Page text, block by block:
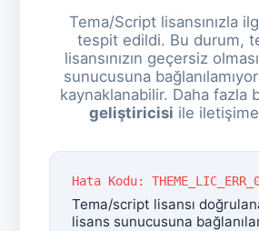
Tema/Script lisansınızla
tespit edildi. Bu durum,
lisansınızın geçersiz
sunucusuna
kaynaklanabilir. Daha fazla
geliştiricisi ile
Hata Kodu:
Tema/script lisansı
lisans sunucusuna